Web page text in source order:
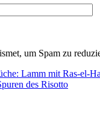
um Spam zu
Lamm mit Ras-el-
des Risotto